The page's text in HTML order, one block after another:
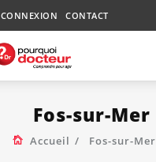
CONNEXION CONTACT
Fos-sur-Mer
Accueil Fos-sur-Mer